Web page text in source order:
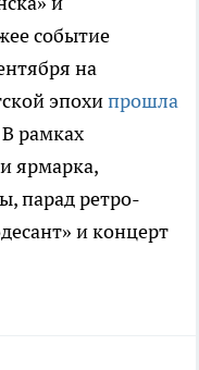
событие
на
эпохипрошла
В рамках
ярмарка,
парад ретро-
и концерт